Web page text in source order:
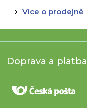
Více o prodejně
Doprava a platba